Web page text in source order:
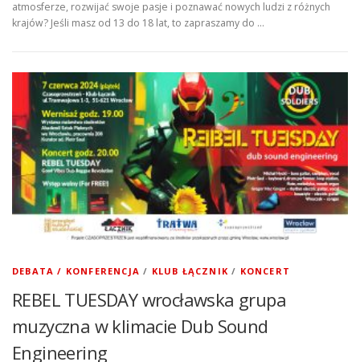
atmosferze, rozwijać swoje pasje i poznawać nowych ludzi z różnych
krajów? Jeśli masz od 13 do 18 lat, to zapraszamy do …
DEBATA / KONFERENCJA / KLUB ŁĄCZNIK / KONCERT
REBEL TUESDAY wrocławska grupa
muzyczna w klimacie Dub Sound
Engineering